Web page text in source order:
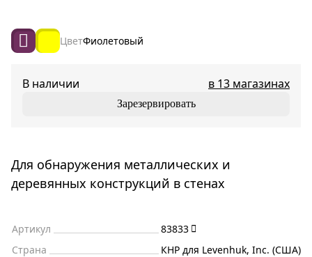
Для обнаружения металлических и
деревянных конструкций в стенах
ЦветФиолетовый
В наличии в 13 магазинах
Зарезервировать
Артикул
83833
Страна
КНР для Levenhuk, Inc. (США)